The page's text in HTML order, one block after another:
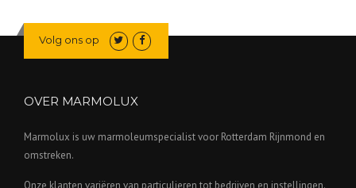
Volg ons op
OVER MARMOLUX
Marmolux is uw marmoleumspecialist voor Rotterdam Rijnmond en
omstreken.
Onze klanten variëren van particulieren tot bedrijven en instellingen.